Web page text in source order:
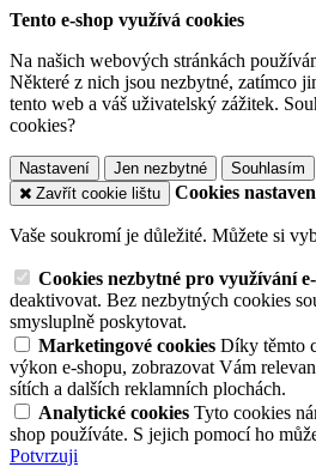
Tento e-shop využívá cookies
Na našich webových stránkách
Některé z nich jsou nezbytné, zatímco
tento web a váš uživatelský zážitek.
cookies?
Nastavení Jen nezbytné
Souhlasím
Zavřít cookie lištu
Cookies
Vaše soukromí je důležité. Můžete si
Cookies nezbytné pro využívání
deaktivovat. Bez nezbytných cookies
smysluplně poskytovat.
Marketingové cookies Díky těmto
výkon e-shopu, zobrazovat Vám
sítích a dalších reklamních plochách.
Analytické cookies Tyto cookies
shop používáte. S jejich pomocí ho
Potvrzuji